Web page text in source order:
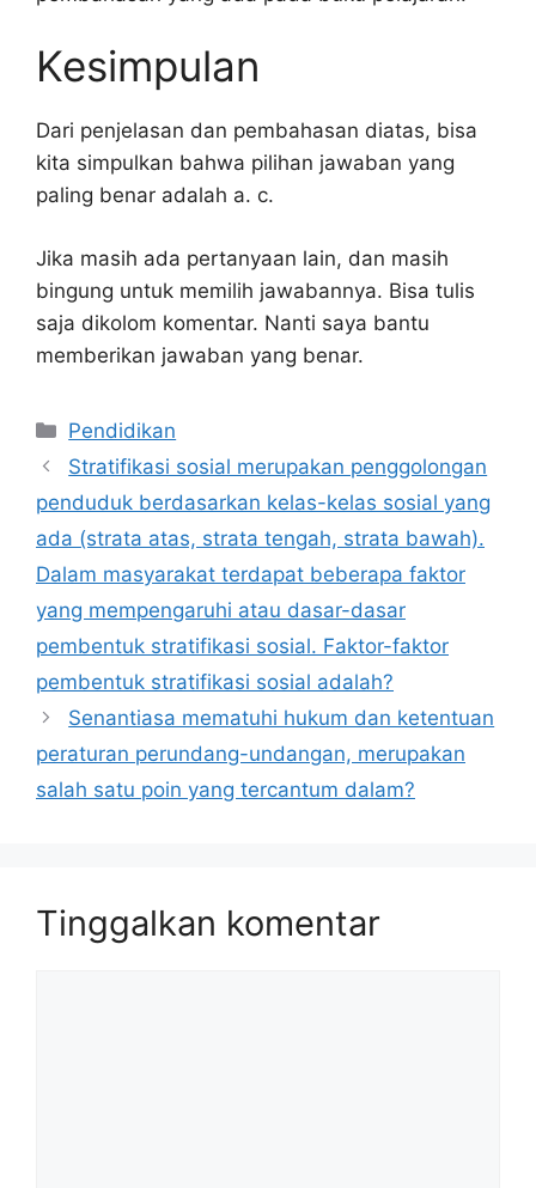
Kesimpulan
Dari penjelasan dan pembahasan diatas, bisa
kita simpulkan bahwa pilihan jawaban yang
paling benar adalah a. c.
Jika masih ada pertanyaan lain, dan masih
bingung untuk memilih jawabannya. Bisa tulis
saja dikolom komentar. Nanti saya bantu
memberikan jawaban yang benar.
Kategori
Pendidikan
Stratifikasi sosial merupakan penggolongan
penduduk berdasarkan kelas-kelas sosial yang
ada (strata atas, strata tengah, strata bawah).
Dalam masyarakat terdapat beberapa faktor
yang mempengaruhi atau dasar-dasar
pembentuk stratifikasi sosial. Faktor-faktor
pembentuk stratifikasi sosial adalah?
Senantiasa mematuhi hukum dan ketentuan
peraturan perundang-undangan, merupakan
salah satu poin yang tercantum dalam?
Tinggalkan komentar